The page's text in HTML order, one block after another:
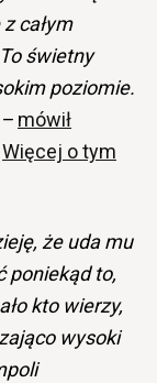
całym
świetny
poziomie.
mówił
Więcej o tym
że uda mu
poniekąd to,
kto wierzy,
wysoki